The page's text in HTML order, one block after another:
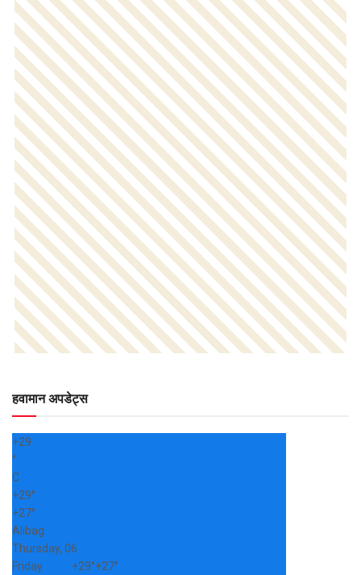
हवामान अपडेट्स
+29
°
C
+29°
+27°
Alibag
Thursday, 06
Friday
+29°+27°